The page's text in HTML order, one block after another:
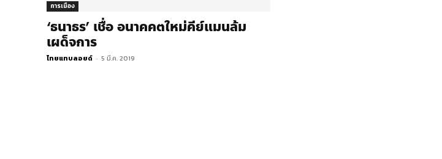
การเมือง
‘ธนาธร’ เชื่อ อนาคคตใหม่คีย์แมนล้ม
เผด็จการ
ไทยแทบลอยด์ - 5 มี.ค. 2019